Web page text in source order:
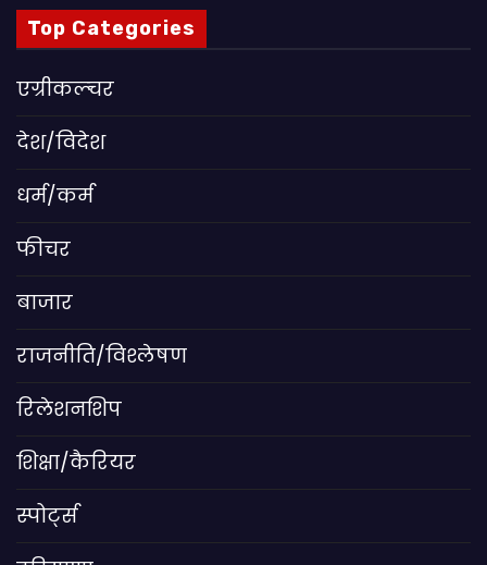
Top Categories
एग्रीकल्चर
देश/विदेश
धर्म/कर्म
फीचर
बाजार
राजनीति/विश्लेषण
रिलेशनशिप
शिक्षा/कैरियर
स्पोर्ट्स